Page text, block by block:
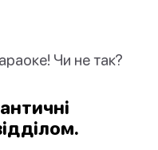
Чи не так?